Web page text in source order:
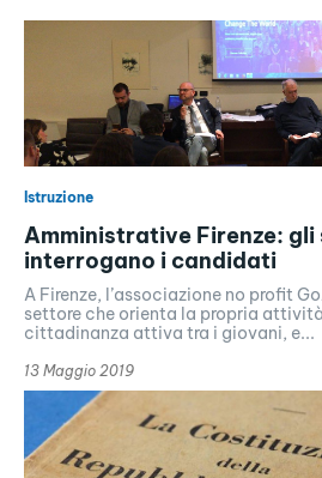
Istruzione
Amministrative Firenze:
interrogano i candidati
A Firenze, l’associazione no profit
settore che orienta la propria
cittadinanza attiva tra i giovani, e...
13 Maggio 2019